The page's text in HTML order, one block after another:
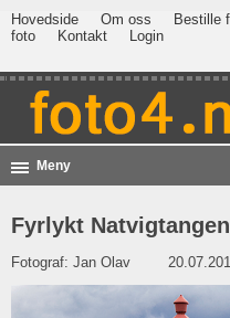
Hovedside Om oss Bestille
foto
Kontakt Login
Meny
Fyrlykt Natvigtangen
Fotograf: Jan Olav